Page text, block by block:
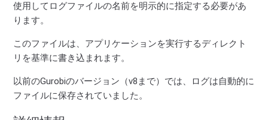
使用してログファイルの名前を明示的に指定する必要があ
ります。
このファイルは、アプリケーションを実行するディレクト
リを基準に書き込まれます。
以前のGurobiのバージョン（v8まで）では、ログは自動的に
ファイルに保存されていました。